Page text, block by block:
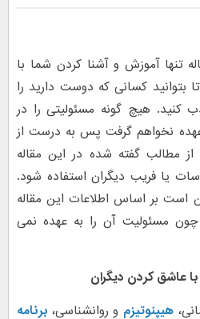
تنها آموزش و آشنا کردن شما با
بتوانید کسانی که دوست دارید را
کنید. هیچ گونه مسئولیتی را در
نخواهم گرفت پس به درست از
از مطالب گفته شده در این مقاله
یا فریب دیگران استفاده شود.
است بر اساس اطلاعات این مقاله
مسئولیت آن را به عهده نمی
با عاشق کردن دیگران
هیپنوتیزم و روانشناسی، برنامه